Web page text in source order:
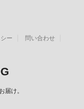
ー
問い合わせ
届け。